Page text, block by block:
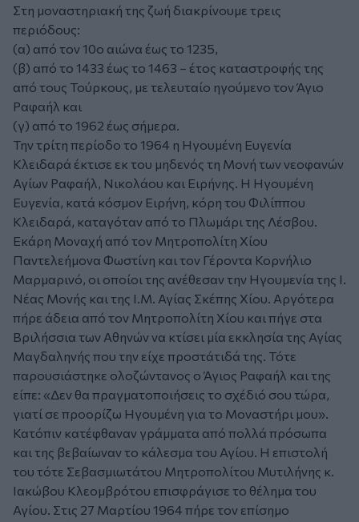
Στη μοναστηριακή της ζωή διακρίνουμε τρεις
περιόδους:
(α) από τον 10ο αιώνα έως το 1235,
(β) από το 1433 έως το 1463 – έτος καταστροφής της
από τους Τούρκους, με τελευταίο ηγούμενο τον Άγιο
Ραφαήλ και
(γ) από το 1962 έως σήμερα.
Την τρίτη περίοδο το 1964 η Ηγουμένη Ευγενία
Κλειδαρά έκτισε εκ του μηδενός τη Μονή των νεοφανών
Αγίων Ραφαήλ, Νικολάου και Ειρήνης. Η Ηγουμένη
Ευγενία, κατά κόσμον Ειρήνη, κόρη του Φιλίππου
Κλειδαρά, καταγόταν από το Πλωμάρι της Λέσβου.
Εκάρη Μοναχή από τον Μητροπολίτη Χίου
Παντελεήμονα Φωστίνη και τον Γέροντα Κορνήλιο
Μαρμαρινό, οι οποίοι της ανέθεσαν την Ηγουμενία της Ι.
Νέας Μονής και της Ι.Μ. Αγίας Σκέπης Χίου. Αργότερα
πήρε άδεια από τον Μητροπολίτη Χίου και πήγε στα
Βριλήσσια των Αθηνών να κτίσει μία εκκλησία της Αγίας
Μαγδαληνής που την είχε προστάτιδά της. Τότε
παρουσιάστηκε ολοζώντανος ο Άγιος Ραφαήλ και της
είπε: «Δεν θα πραγματοποιήσεις το σχέδιό σου τώρα,
γιατί σε προορίζω Ηγουμένη για το Μοναστήρι μου».
Κατόπιν κατέφθαναν γράμματα από πολλά πρόσωπα
και της βεβαίωναν το κάλεσμα του Αγίου. Η επιστολή
του τότε Σεβασμιωτάτου Μητροπολίτου Μυτιλήνης κ.
Ιακώβου Κλεομβρότου επισφράγισε το θέλημα του
Αγίου. Στις 27 Μαρτίου 1964 πήρε τον επίσημο